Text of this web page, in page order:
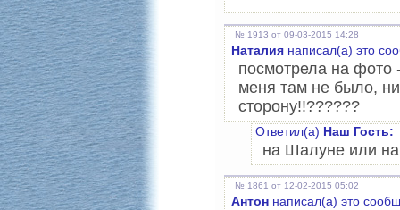
№ 1913 от 09-03-2015 14:28
Наталия написал(а) это
посмотрела на фото
меня там не было,
сторону!!??????
Ответил(а) Наш Гость:
на Шалуне или
№ 1861 от 12-02-2015 05:02
Антон написал(а) это